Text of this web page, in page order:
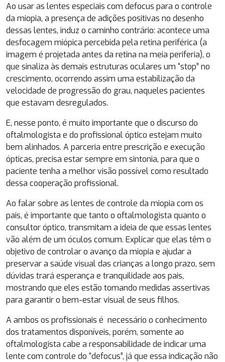
Ao usar as lentes especiais com defocus para o controle
da miopia, a presença de adições positivas no desenho
dessas lentes, induz o caminho contrário: acontece uma
desfocagem miópica percebida pela retina periférica (a
imagem é projetada antes da retina na meia periferia), o
que sinaliza às demais estruturas oculares um “stop” no
crescimento, ocorrendo assim uma estabilização da
velocidade de progressão do grau, naqueles pacientes
que estavam desregulados.
E, nesse ponto, é muito importante que o discurso do
oftalmologista e do profissional óptico estejam muito
bem alinhados. A parceria entre prescrição e execução
ópticas, precisa estar sempre em sintonia, para que o
paciente tenha a melhor visão possível como resultado
dessa cooperação profissional.
Ao falar sobre as lentes de controle da miopia com os
pais, é importante que tanto o oftalmologista quanto o
consultor óptico, transmitam a ideia de que essas lentes
vão além de um óculos comum. Explicar que elas têm o
objetivo de controlar o avanço da miopia e ajudar a
preservar a saúde visual das crianças a longo prazo, sem
dúvidas trará esperança e tranquilidade aos pais,
mostrando que eles estão tomando medidas assertivas
para garantir o bem-estar visual de seus filhos.
A ambos os profissionais é necessário o conhecimento
dos tratamentos disponíveis, porém, somente ao
oftalmologista cabe a responsabilidade de indicar uma
lente com controle do “defocus”, já que essa indicação não